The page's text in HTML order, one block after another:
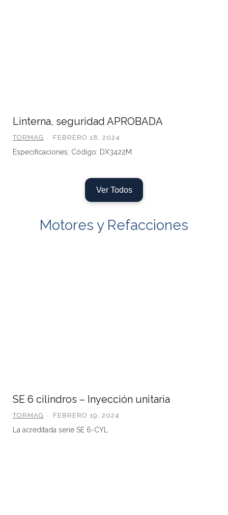
Linterna, seguridad APROBADA
TORMAG FEBRERO 18, 2024
Especificaciones: Código: DX3422M
Ver Todos
Motores y Refacciones
SE 6 cilindros – Inyección unitaria
TORMAG FEBRERO 19, 2024
La acreditada serie SE 6-CYL